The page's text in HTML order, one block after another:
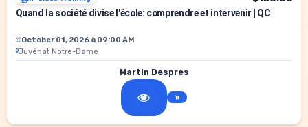
Quand la société divise l'école: comprendre et intervenir | QC
October 01, 2026 à 09:00 AM
Juvénat Notre-Dame
Martin Despres